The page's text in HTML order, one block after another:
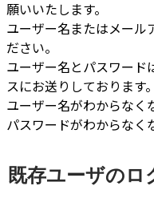
願いいたします。
ユーザー名またはメール
ださい。
ユーザー名とパスワード
スにお送りしております。
ユーザー名がわからなく
パスワードがわからなく
既存ユーザのロ